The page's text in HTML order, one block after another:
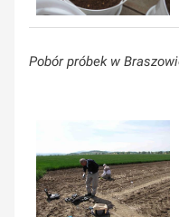
Pobór próbek w